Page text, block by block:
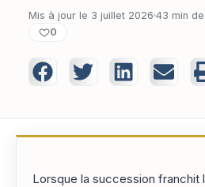
Mis à jour le 3 juillet 2026 43 min
0
Lorsque la succession